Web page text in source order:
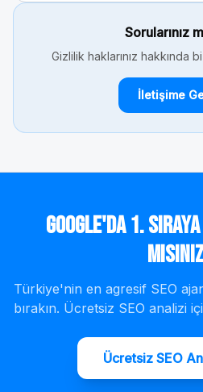
Sorularınız
Gizlilik haklarınız hakkında
İletişime
Google'da 1. Sıraya
Türkiye'nin en agresif SEO
bırakın. Ücretsiz SEO analizi
Ücretsiz SEO